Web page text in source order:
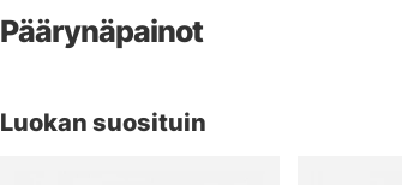
Päärynäpainot
Luokan suosituin